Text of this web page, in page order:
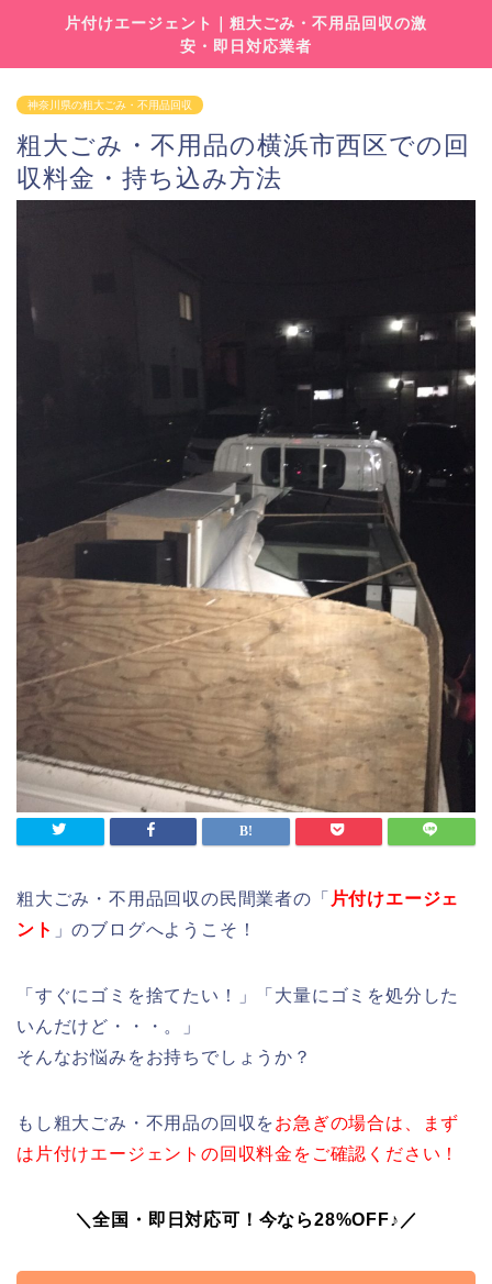
片付けエージェント｜粗大ごみ・不用品回収の激
安・即日対応業者
神奈川県の粗大ごみ・不用品回収
粗大ごみ・不用品の横浜市西区での回
収料金・持ち込み方法
粗大ごみ・不用品回収の民間業者の「 片付けエージェ
ント 」のブログへようこそ！
「すぐにゴミを捨てたい！」「大量にゴミを処分した
いんだけど・・・。」
そんなお悩みをお持ちでしょうか？
もし粗大ごみ・不用品の回収をお急ぎの場合は、まず
は片付けエージェントの回収料金をご確認ください！
＼全国・即日対応可！今なら28%OFF♪／